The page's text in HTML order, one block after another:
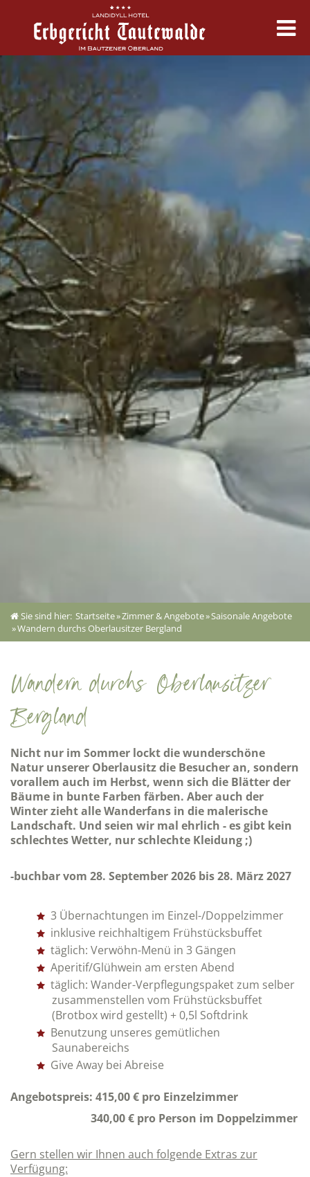
Erbgericht
Zimmer & Angebote
Kulinarik
Feste & Tagung
Erleben & Termine
Sie sind hier: Startseite»Zimmer & Angebote»Saisonale Angebote
»Wandern durchs Oberlausitzer Bergland
Wandern durchs Oberlausitzer
Bergland
Nicht nur im Sommer lockt die wunderschöne
Natur unserer Oberlausitz die Besucher an, sondern
vorallem auch im Herbst, wenn sich die Blätter der
Bäume in bunte Farben färben. Aber auch der
Winter zieht alle Wanderfans in die malerische
Landschaft. Und seien wir mal ehrlich - es gibt kein
schlechtes Wetter, nur schlechte Kleidung ;)
-buchbar vom 28. September 2026 bis 28. März 2027
3 Übernachtungen im Einzel-/Doppelzimmer
inklusive reichhaltigem Frühstücksbuffet
täglich: Verwöhn-Menü in 3 Gängen
Aperitif/Glühwein am ersten Abend
täglich: Wander-Verpflegungspaket zum selber
zusammenstellen vom Frühstücksbuffet
(Brotbox wird gestellt) + 0,5l Softdrink
Benutzung unseres gemütlichen
Saunabereichs
Give Away bei Abreise
Angebotspreis: 415,00 € pro Einzelzimmer
340,00 € pro Person im Doppelzimmer
Gern stellen wir Ihnen auch folgende Extras zur
Verfügung: